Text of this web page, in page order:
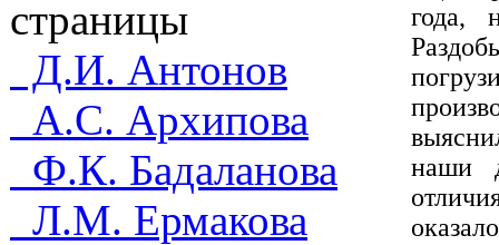
страницы
Д.И. Антонов
А.С. Архипова
Ф.К. Бадаланова
Л.М. Ермакова
года,
наши